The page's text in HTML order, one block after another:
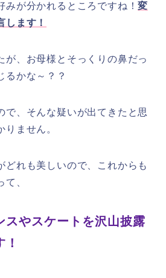
みが分かれるところですね！変
します！
が、お母様とそっくりの鼻だっ
るかな～？？
で、そんな疑いが出てきたと思
りません。
どれも美しいので、これからも
、
スやスケートを沢山披露